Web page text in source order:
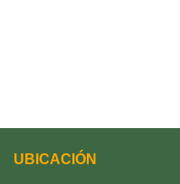
UBICACIÓN